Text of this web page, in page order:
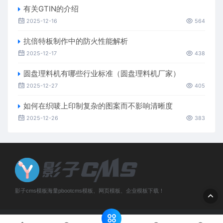
有关GTIN的介绍
2025-12-16 564
抗倍特板制作中的防火性能解析
2025-12-17 438
圆盘理料机有哪些行业标准（圆盘理料机厂家）
2025-12-27 405
如何在织唛上印制复杂的图案而不影响清晰度
2025-12-26 383
影子cms模板海量pbootcms模板、网页模板、企业模板下载！